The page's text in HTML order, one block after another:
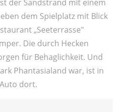
der Sandstrand mit einem
dem Spielplatz mit Blick
„Seeterrasse"
Die durch Hecken
für Behaglichkeit. Und
Phantasialand war, ist in
dort.